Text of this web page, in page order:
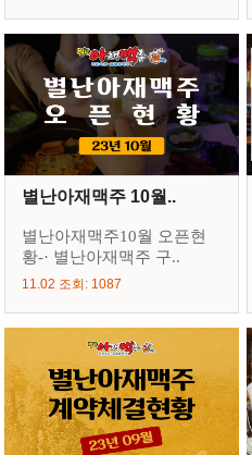
별난아재맥주 10월..
별난아재맥주10월 오픈현
황-· 별난아재맥주 구..
11.02 조회: 1087